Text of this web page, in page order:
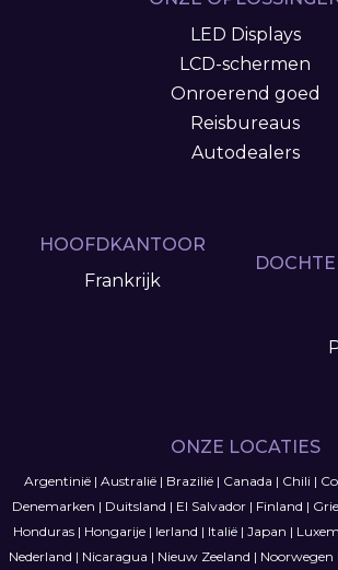
LED Displays
LCD-schermen
Onroerend goed
Reisbureaus
Autodealers
HOOFDKANTOOR
Frankrijk
ONZE LOCATIES
Argentinië | Australië | Brazilië | Canada | Chili |
Denemarken | Duitsland | El Salvador | Finland |
Honduras | Hongarije | Ierland | Italië | Japan |
Nederland | Nicaragua | Nieuw Zeeland | Noorwegen